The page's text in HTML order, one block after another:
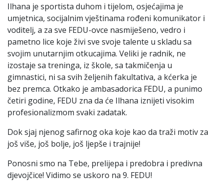
Ilhana je sportista duhom i tijelom, osjećajima je
umjetnica, socijalnim vještinama rođeni komunikator i
voditelj, a za sve FEDU-ovce nasmiješeno, vedro i
pametno lice koje živi sve svoje talente u skladu sa
svojim unutarnjim otkucajima. Veliki je radnik, ne
izostaje sa treninga, iz škole, sa takmičenja u
gimnastici, ni sa svih željenih fakultativa, a kćerka je
bez premca. Otkako je ambasadorica FEDU, a punimo
četiri godine, FEDU zna da će Ilhana iznijeti visokim
profesionalizmom svaki zadatak.
Dok sjaj njenog safirnog oka koje kao da traži motiv za
još više, još bolje, još ljepše i trajnije!
Ponosni smo na Tebe, prelijepa i predobra i predivna
djevojčice! Vidimo se uskoro na 9. FEDU!